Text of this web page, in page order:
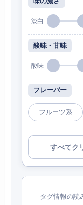
淡白
酸味・甘味
酸味
フレーバー
フルーツ系
すべてク
タグ情報の読